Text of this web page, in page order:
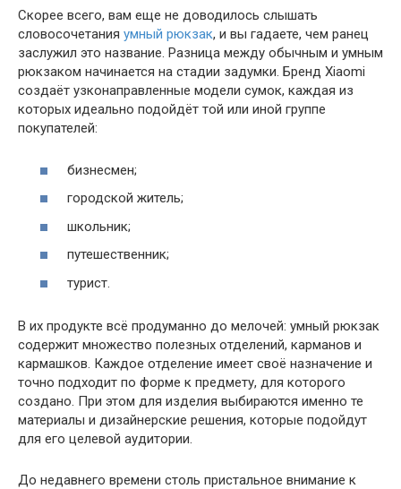
Скорее всего, вам еще не доводилось слышать
словосочетания умный рюкзак, и вы гадаете, чем ранец
заслужил это название. Разница между обычным и умным
рюкзаком начинается на стадии задумки. Бренд Xiaomi
создаёт узконаправленные модели сумок, каждая из
которых идеально подойдёт той или иной группе
покупателей:
бизнесмен;
городской житель;
школьник;
путешественник;
турист.
В их продукте всё продуманно до мелочей: умный рюкзак
содержит множество полезных отделений, карманов и
кармашков. Каждое отделение имеет своё назначение и
точно подходит по форме к предмету, для которого
создано. При этом для изделия выбираются именно те
материалы и дизайнерские решения, которые подойдут
для его целевой аудитории.
До недавнего времени столь пристальное внимание к